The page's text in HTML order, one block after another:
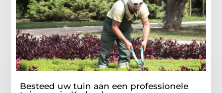
Besteed uw tuin aan een professionele